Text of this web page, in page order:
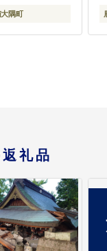
児島県 南大隅
隅町
礼品